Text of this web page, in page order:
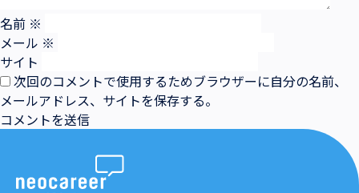
名前 ※
メール ※
サイト
次回のコメントで使用するためブラウザーに自分の名前、
メールアドレス、サイトを保存する。